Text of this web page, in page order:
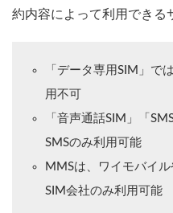
約内容によって利用できる
「データ専用SIM」で
用不可
「音声通話SIM」「
SMSのみ利用可能
MMSは、ワイモバイ
SIM会社のみ利用可能